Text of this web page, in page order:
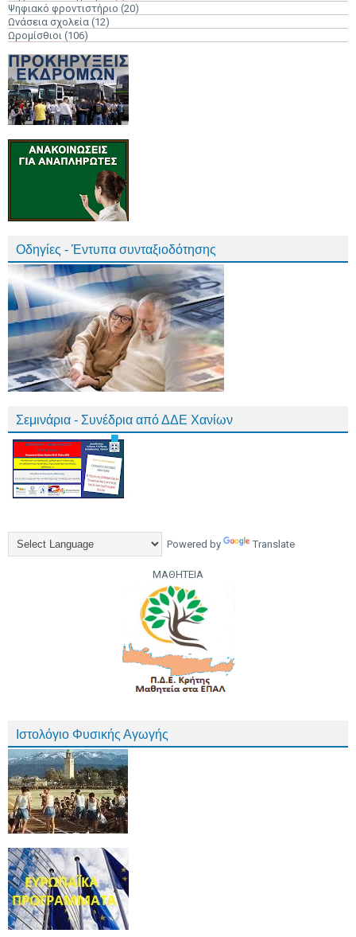
Ψηφιακό φροντιστήριο (20)
Ωνάσεια σχολεία (12)
Ωρομίσθιοι (106)
Οδηγίες - Έντυπα συνταξιοδότησης
Σεμινάρια - Συνέδρια από ΔΔΕ Χανίων
Powered by Translate
ΜΑΘΗΤΕΙΑ
Ιστολόγιο Φυσικής Αγωγής